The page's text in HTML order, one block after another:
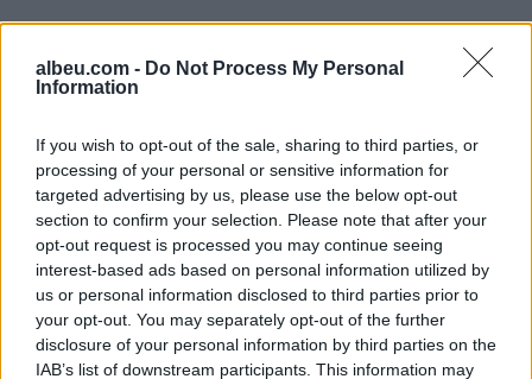
albeu.com - Do Not Process My Personal
Information
If you wish to opt-out of the sale, sharing to third parties, or
processing of your personal or sensitive information for
targeted advertising by us, please use the below opt-out
section to confirm your selection. Please note that after your
opt-out request is processed you may continue seeing
interest-based ads based on personal information utilized by
us or personal information disclosed to third parties prior to
your opt-out. You may separately opt-out of the further
disclosure of your personal information by third parties on the
IAB’s list of downstream participants. This information may
Shtuarmë23.04.2022 15:51
Tags:
Arjan Konomi , mevlan ,
mevlan
ledjana